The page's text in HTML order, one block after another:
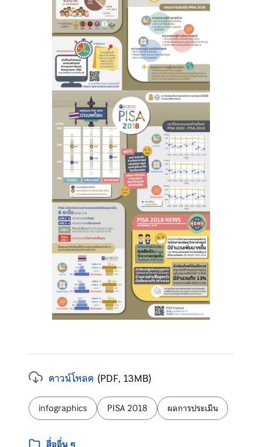
ดาวน์โหลด (PDF, 13MB)
ป้ายกำกับ:
infographics PISA 2018 ผลการประเมิน
หมวดหมู่: